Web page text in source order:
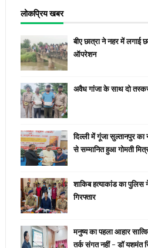
लोकप्रिय खबर
बीए छात्रा ने नहर में
ऑपरेशन
अवैध गांजा के साथ दो
दिल्ली में गूंजा सुल्तानपुर
से सम्मानित हुआ गोमती
शाकिब हत्याकांड का
गिरफ्तार
मनुष्य का पहला आहार
तर्क संगत नहीं - डॉ यशमंत